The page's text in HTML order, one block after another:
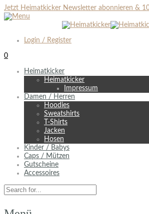
Jetzt Heimatkicker Newsletter abonnieren &
Login / Register
0
Heimatkicker
Heimatkicker
Impressum
Damen / Herren
Hoodies
Sweatshirts
T-Shirts
Jacken
Hosen
Kinder / Babys
Caps / Mützen
Gutscheine
Accessoires